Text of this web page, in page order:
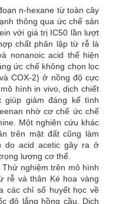
n-hexane từ toàn cây
thông qua ức chế sản
với giá trị IC50 lần lượt
chất phân lập từ rễ là
nonanoic acid thể hiện
ức chế không chọn lọc
COX-2) ở nồng độ cực
hình in vivo, dịch chiết
giúp giảm đáng kể tình
nhờ cơ chế ức chế
Một nghiên cứu khác
trên mặt đất cũng làm
do acid acetic gây ra ở
lượng cơ thể.
nghiệm trên mô hình
rễ và thân Ké hoa vàng
các chỉ số huyết học về
độ lắng hồng cầu. Dịch